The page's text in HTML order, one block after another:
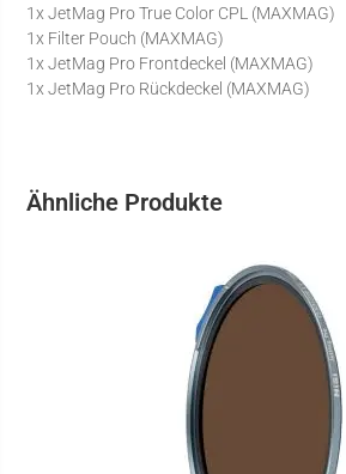
1x JetMag Pro True Color CPL (MAXMAG)
1x Filter Pouch (MAXMAG)
1x JetMag Pro Frontdeckel (MAXMAG)
1x JetMag Pro Rückdeckel (MAXMAG)
Ähnliche Produkte